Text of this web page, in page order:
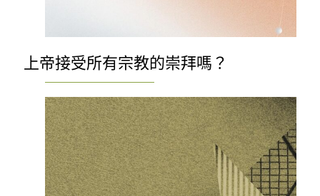
上帝接受所有宗教的崇拜嗎？